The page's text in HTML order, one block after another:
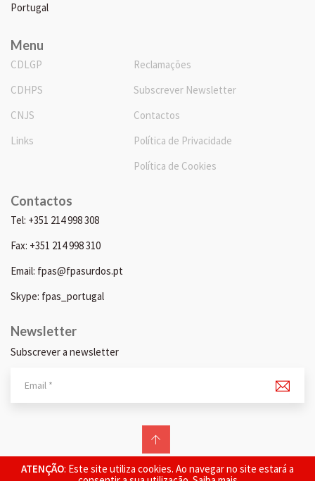
ATENÇÃO: Este site utiliza cookies. Ao navegar no site estará a
Portugal
Menu
CDLGP
CDHPS
CNJS
Links
Reclamações
Subscrever Newsletter
Contactos
Política de Privacidade
Política de Cookies
Contactos
Tel: +351 214 998 308
Fax: +351 214 998 310
Email: fpas@fpasurdos.pt
Skype: fpas_portugal
Newsletter
Subscrever a newsletter
© 2026 FPAS. Todos os direitos reservados.